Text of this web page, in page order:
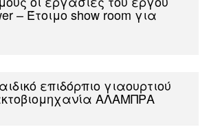
– Έτοιμο show room για
επιδόρπιο γιαουρτιού
ΑΛΑΜΠΡΑ